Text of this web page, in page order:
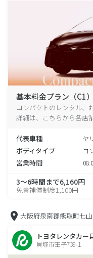
基本料金プラン（C1）
コンパクトのレンタル、
詳細は、こちらから各店
代表車種 ヤ
ボディタイプ コ
営業時間
3～6時間まで6,160円
免責補償制度1,100円
大阪府泉南郡熊取町七
トヨタレンタカー
貝塚市王子739-1